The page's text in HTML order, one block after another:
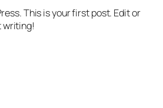
This is your first post. Edit or
writing!